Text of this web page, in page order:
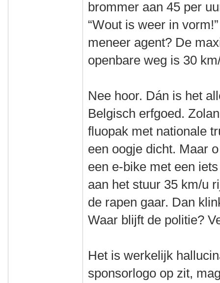
brommer aan 45 per
“Wout is weer in
meneer agent? De
openbare weg is 30
Nee hoor. Dán is het
Belgisch erfgoed.
fluopak met nationale
een oogje dicht. Maar
een e-bike met een
aan het stuur 35 km/u
de rapen gaar. Dan
Waar blijft de politie?
Het is werkelijk
sponsorlogo op zit,